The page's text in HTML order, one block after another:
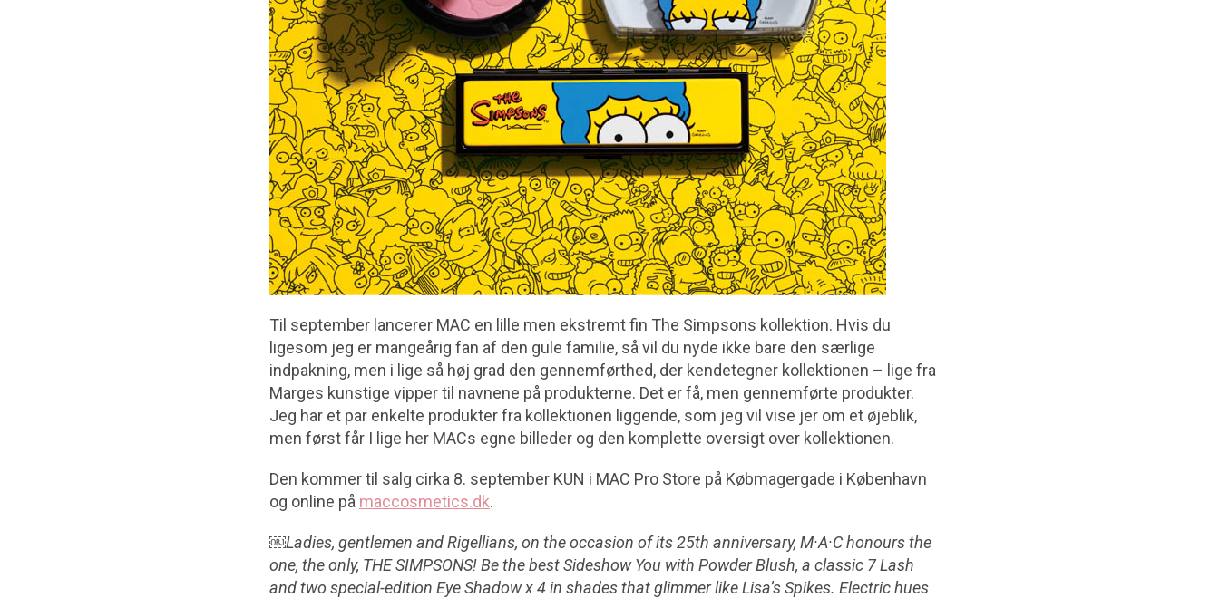
Til september lancerer MAC en lille men ekstremt fin The Simpsons kollektion. Hvis du
ligesom jeg er mangeårig fan af den gule familie, så vil du nyde ikke bare den særlige
indpakning, men i lige så høj grad den gennemførthed, der kendetegner kollektionen – lige fra
Marges kunstige vipper til navnene på produkterne. Det er få, men gennemførte produkter.
Jeg har et par enkelte produkter fra kollektionen liggende, som jeg vil vise jer om et øjeblik,
men først får I lige her MACs egne billeder og den komplette oversigt over kollektionen.
Den kommer til salg cirka 8. september KUN i MAC Pro Store på Købmagergade i København
og online på maccosmetics.dk.
￼Ladies, gentlemen and Rigellians, on the occasion of its 25th anniversary, M·A·C honours the
one, the only, THE SIMPSONS! Be the best Sideshow You with Powder Blush, a classic 7 Lash
and two special-edition Eye Shadow x 4 in shades that glimmer like Lisa’s Spikes. Electric hues